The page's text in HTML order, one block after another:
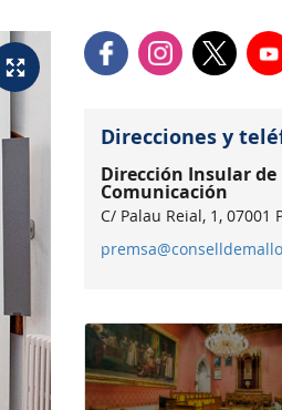
Direcciones y
Dirección Insular de
Comunicación
C/ Palau Reial, 1, 07001